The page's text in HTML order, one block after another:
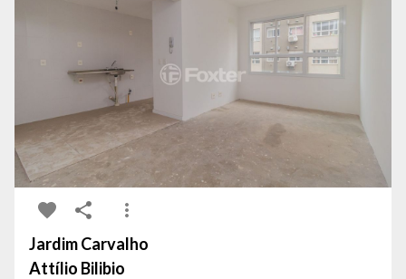
Jardim Carvalho
Attílio Bilibio